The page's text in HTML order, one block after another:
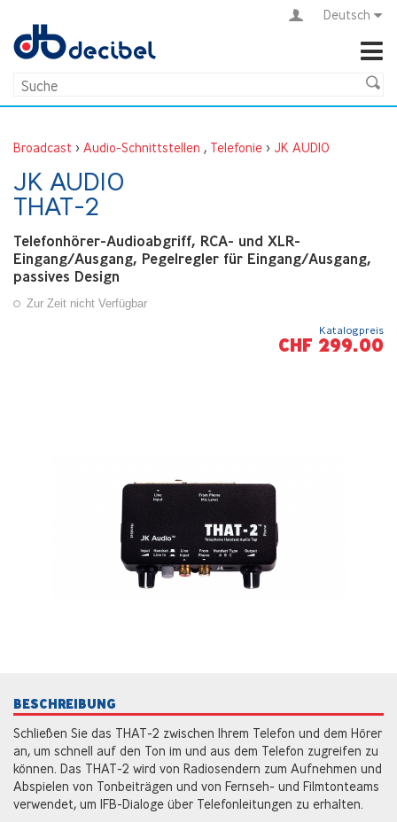
Deutsch
Broadcast > Audio-Schnittstellen , Telefonie > JK AUDIO
JK AUDIO
THAT-2
Telefonhörer-Audioabgriff, RCA- und XLR-
Eingang/Ausgang, Pegelregler für Eingang/Ausgang,
passives Design
Zur Zeit nicht Verfügbar
Katalogpreis
CHF 299.00
BESCHREIBUNG
Schließen Sie das THAT-2 zwischen Ihrem Telefon und dem Hörer
an, um schnell auf den Ton im und aus dem Telefon zugreifen zu
können. Das THAT-2 wird von Radiosendern zum Aufnehmen und
Abspielen von Tonbeiträgen und von Fernseh- und Filmtonteams
verwendet, um IFB-Dialoge über Telefonleitungen zu erhalten.